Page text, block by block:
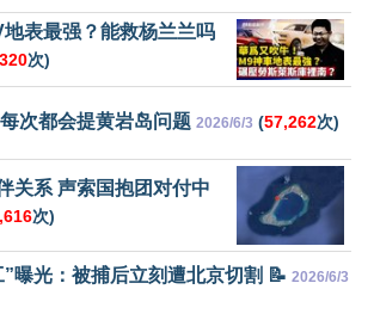
表最强？能救杨兰兰吗
次)
次都会提黄岩岛问题 2026/6/3 (57,262次)
关系 声索国抱团对付中
次)
曝光：被捕后立刻遭北京切割 📝 2026/6/3